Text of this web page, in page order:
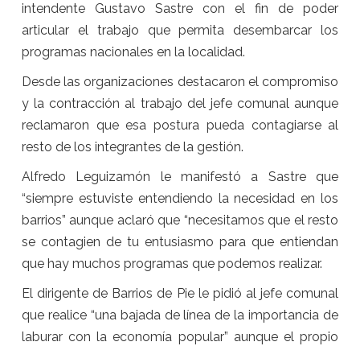
intendente Gustavo Sastre con el fin de poder
articular el trabajo que permita desembarcar los
programas nacionales en la localidad.
Desde las organizaciones destacaron el compromiso
y la contracción al trabajo del jefe comunal aunque
reclamaron que esa postura pueda contagiarse al
resto de los integrantes de la gestión.
Alfredo Leguizamón le manifestó a Sastre que
“siempre estuviste entendiendo la necesidad en los
barrios” aunque aclaró que “necesitamos que el resto
se contagien de tu entusiasmo para que entiendan
que hay muchos programas que podemos realizar.
El dirigente de Barrios de Pie le pidió al jefe comunal
que realice “una bajada de línea de la importancia de
laburar con la economía popular” aunque el propio